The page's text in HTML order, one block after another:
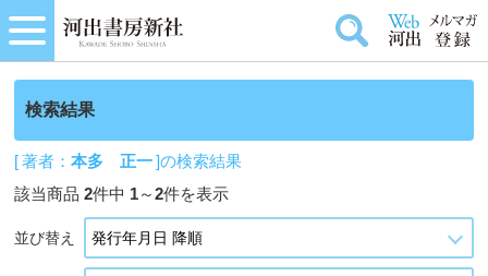
検索結果
[ 著者：本多 正一]の検索結果
該当商品2件中 1～2件を表示
並び替え